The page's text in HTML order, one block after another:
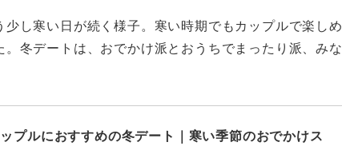
し寒い日が続く様子。寒い時期でもカップルで楽しめ
冬デートは、おでかけ派とおうちでまったり派、みな
プルにおすすめの冬デート｜寒い季節のおでかけス